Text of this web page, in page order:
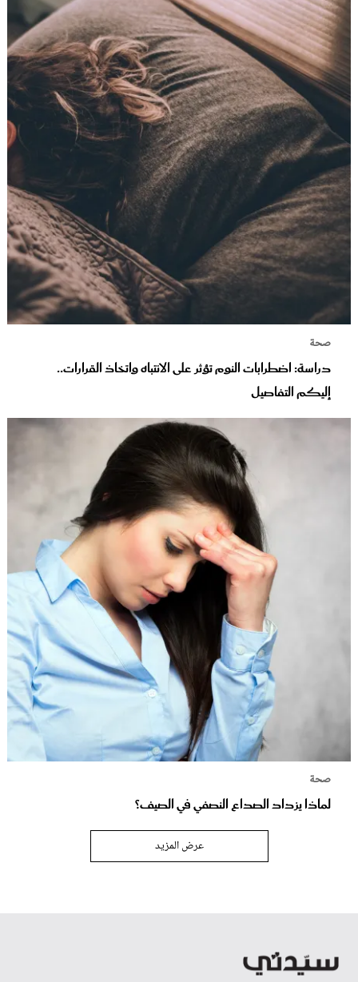
صحة
دراسة: اضطرابات النوم تؤثر على الانتباه واتخاذ القرارات..
إليكم التفاصيل
صحة
لماذا يزداد الصداع النصفي في الصيف؟
عرض المزيد